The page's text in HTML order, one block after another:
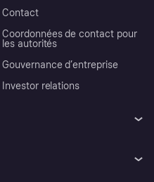
Contact
Coordonnées de contact pour
les autorités
Gouvernance d’entreprise
Investor relations